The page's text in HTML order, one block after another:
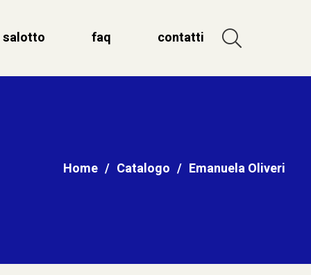
salotto faq contatti
Home / Catalogo / Emanuela Oliveri